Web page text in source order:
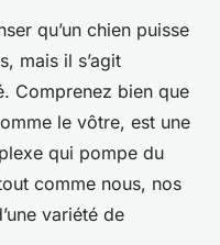
qu’un chien puisse
mais il s’agit
Comprenez bien que
le vôtre, est une
qui pompe du
comme nous, nos
variété de